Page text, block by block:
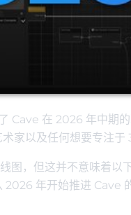
Cave 在 2026 年中期
家以及任何想要专注于
图，但这并不意味着以
年开始推进 Cave